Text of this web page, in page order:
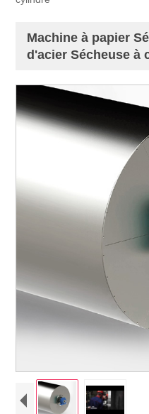
Machine à papier
d'acier Sécheuse à